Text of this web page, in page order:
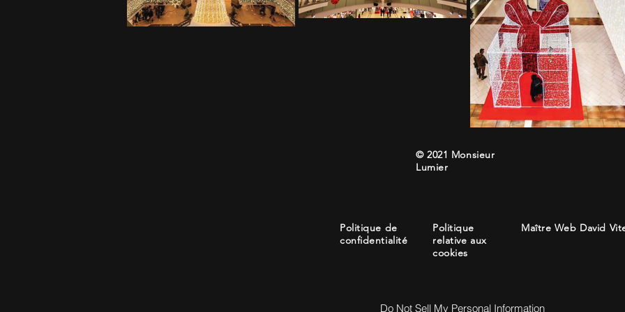
© 2021 Monsieur
Lumier
Politique de
confidentialité
Politique
relative aux
cookies
Maître Web David
Do Not Sell My Personal Information